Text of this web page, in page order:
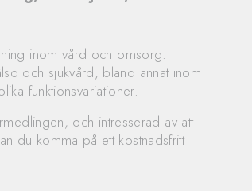
inom vård och omsorg.
och sjukvård, bland annat inom
funktionsvariationer.
och intresserad av att
du komma på ett kostnadsfritt